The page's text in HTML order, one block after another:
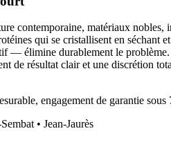
contemporaine, matériaux
qui se cristallisent en
— élimine durablement le
de résultat clair et une discrétion
engagement de garantie sous
• Jean-Jaurès